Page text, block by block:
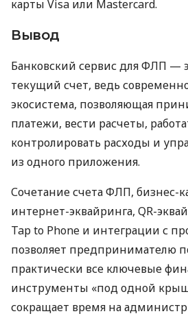
карты Visa или Mastercard.
Вывод
Банковский сервис для ФЛП —
текущий счет, ведь
экосистема, позволяющая
платежи, вести расчеты,
контролировать расходы и
из одного приложения.
Сочетание счета ФЛП, бизнес-
интернет-эквайринга, QR-
Tap to Phone и интеграции с
позволяет предпринимателю
практически все ключевые
инструменты «под одной
сокращает время на